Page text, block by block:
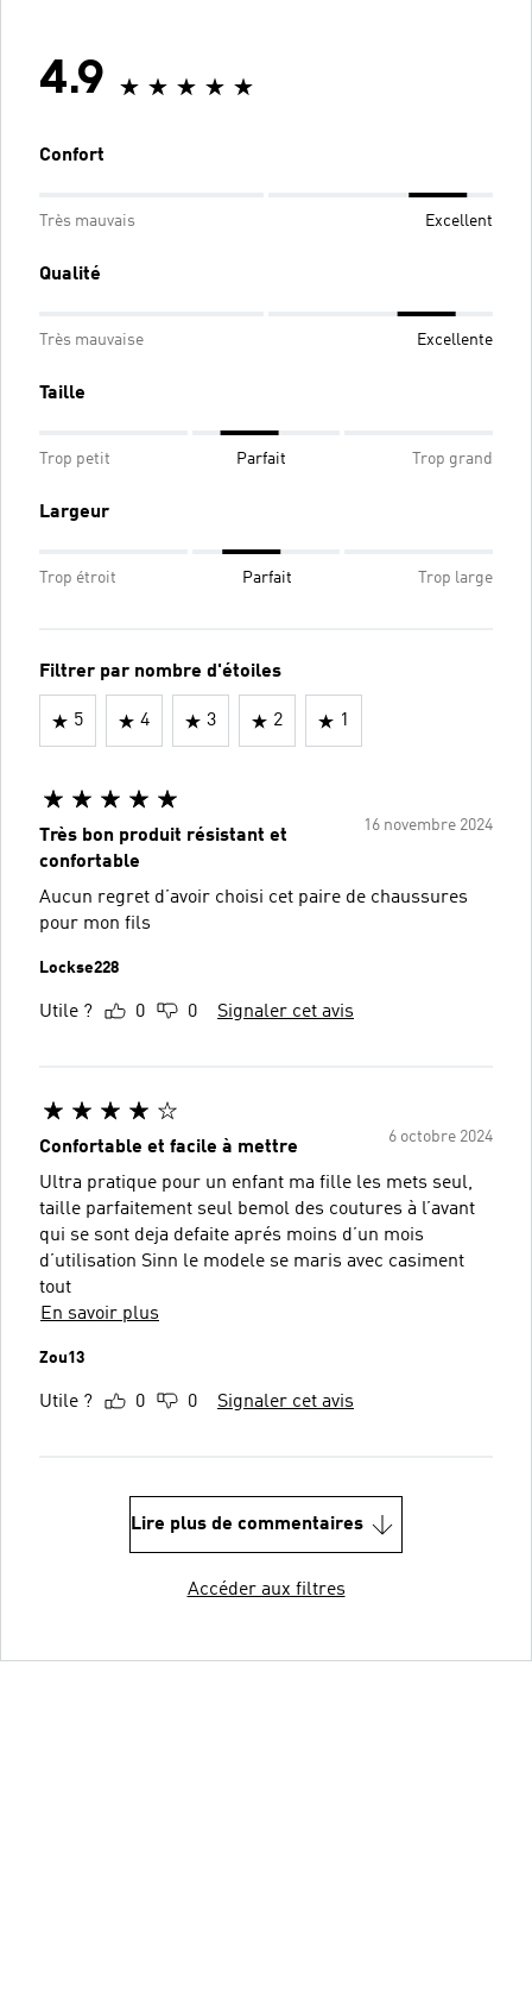
4.9
Confort
Très mauvais Excellent
Qualité
Très mauvaise Excellente
Taille
Trop petit Parfait Trop grand
Largeur
Trop étroit Parfait Trop large
Filtrer par nombre d'étoiles
5 4 3 2 1
16 novembre 2024
Très bon produit résistant et
confortable
Aucun regret d’avoir choisi cet paire de chaussures
pour mon fils
Lockse228
Utile ? 0 0 Signaler cet avis
6 octobre 2024
Confortable et facile à mettre
Ultra pratique pour un enfant ma fille les mets seul,
taille parfaitement seul bemol des coutures à l’avant
qui se sont deja defaite aprés moins d’un mois
d’utilisation Sinn le modele se maris avec casiment
tout
En savoir plus
Zou13
Utile ? 0 0 Signaler cet avis
Lire plus de commentaires
Accéder aux filtres